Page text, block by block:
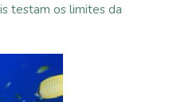
testam os limites da